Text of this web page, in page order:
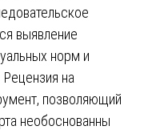
выявление
норм и
на
позволяющий
необоснованны